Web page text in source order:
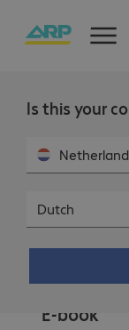
Is this your
Dutch
Tijden
jouw
E-book